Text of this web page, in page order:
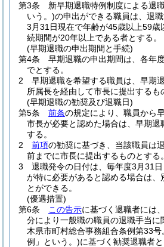
第3条
新早期退職特例制度による退
いう。)の申出ができる職員は、退
3月31日現在で年齢が45歳以上59歳
続期間が20年以上である者とする。
(早期退職の申出期間と手続)
第4条
早期退職の申出期間は、各年
でとする。
2
早期退職を希望する職員は、早期
所属長を経由して市長に提出するも
(早期退職の勧奨及び退職日)
第5条
前条の規定により、職員から
市長が必要と認めた場合は、早期退
する。
2
前項の勧奨に基づき、当該職員は
前までに市長に提出するものとする。
3
退職発令の日付は、毎年度3月31日
が特に必要があると認める場合は、
とができる。
(優遇措置)
第6条
この告示に基づく退職者には
分により一般職の職員の退職手当に
木県市町村総合事務組合条例第33
例」という。)に基づく勧奨退職者